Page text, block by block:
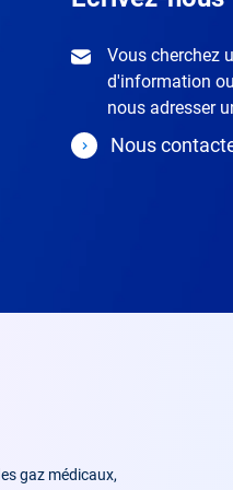
Vous cherchez
d'information
nous adresser
Nous
gaz médicaux,